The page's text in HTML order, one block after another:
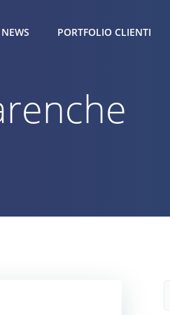
NEWS PORTFOLIO CLIENTI